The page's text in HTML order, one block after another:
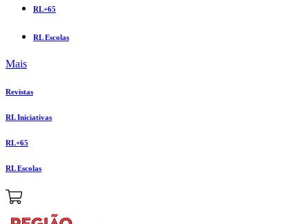
RL+65
RL Escolas
Mais
Revistas
RL Iniciativas
RL+65
RL Escolas